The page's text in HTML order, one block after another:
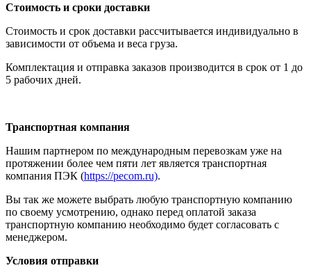
Стоимость и сроки доставки
Стоимость и срок доставки рассчитывается индивидуально в
зависимости от объема и веса груза.
Комплектация и отправка заказов производится в срок от 1 до
5 рабочих дней.
Транспортная компания
Нашим партнером по международным перевозкам уже на
протяжении более чем пяти лет является транспортная
компания ПЭК (https://pecom.ru).
Вы так же можете выбрать любую транспортную компанию
по своему усмотрению, однако перед оплатой заказа
транспортную компанию необходимо будет согласовать с
менеджером.
Условия отправки